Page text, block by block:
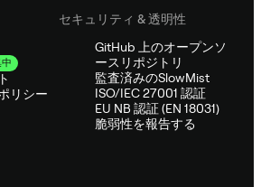
リシー
セキュリティ & 透明性
GitHub 上のオープンソ
ースリポジトリ
監査済みのSlowMist
ISO/IEC 27001 認証
EU NB 認証 (EN 18031)
脆弱性を報告する